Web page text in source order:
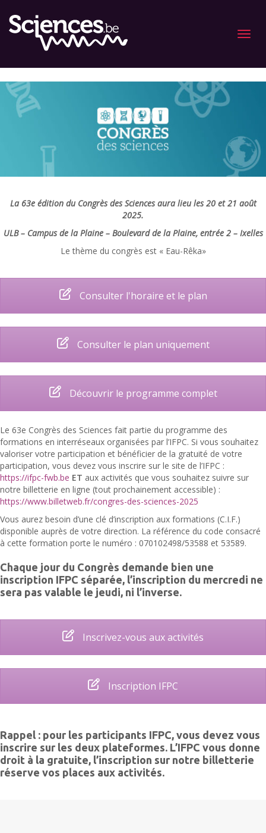
Menu
La 63e édition du Congrès des Sciences aura lieu les 20 et 21 août
2025.
ULB – Campus de la Plaine – Boulevard de la Plaine, entrée 2 – Ixelles
Le thème du congrès est « Eau-Rêka»
Consulter l'horaire et le plan
Consulter le plan uniquement
Découvrir le programme complet
Le 63e Congrès des Sciences fait partie du programme des
formations en interréseaux organisées par l’IFPC. Si vous souhaitez
valoriser votre participation et bénéficier de la gratuité de votre
participation, vous devez vous inscrire sur le site de l’IFPC :
https://ifpc-fwb.be ET aux activités que vous souhaitez suivre sur
notre billetterie en ligne (tout prochainement accessible) :
https://www.billetweb.fr/congres-des-sciences-2025
Vous aurez besoin d’une clé d’inscription aux formations (C.I.F.)
disponible auprès de votre direction. La référence du code consacré
à cette formation porte le numéro : 070102498/53588 et 53589.
Chaque jour du Congrès demande bien une
inscription IFPC séparée, l’inscription du mercredi ne
sera pas valable le jeudi, ni l’inverse.
Inscrivez-vous aux activités
Inscription IFPC
Rappel : pour les participants IFPC, vous devez vous
inscrire sur les deux plateformes. L’IFPC vous donne
droit à la gratuite, l’inscription sur notre billetterie
réserve vos places aux activités.